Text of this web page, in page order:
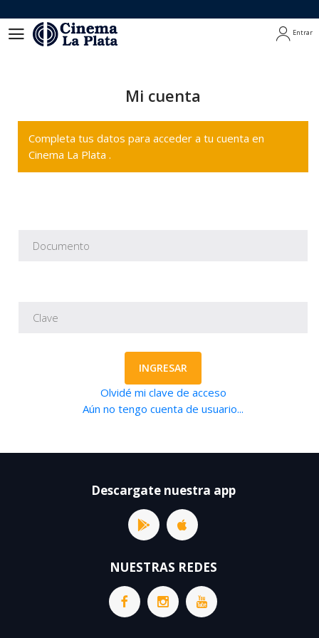
Entrar
Mi cuenta
Completa tus datos para acceder a tu cuenta en
Cinema La Plata .
INGRESAR
Olvidé mi clave de acceso
Aún no tengo cuenta de usuario...
Descargate nuestra app
NUESTRAS REDES